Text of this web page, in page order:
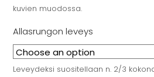
kuvien muodossa.
Allasrungon leveys
Leveydeksi suositellaan n. 2/3